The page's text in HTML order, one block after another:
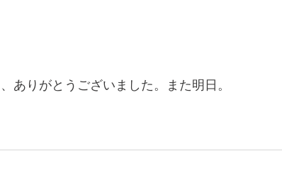
ありがとうございました。また明日。